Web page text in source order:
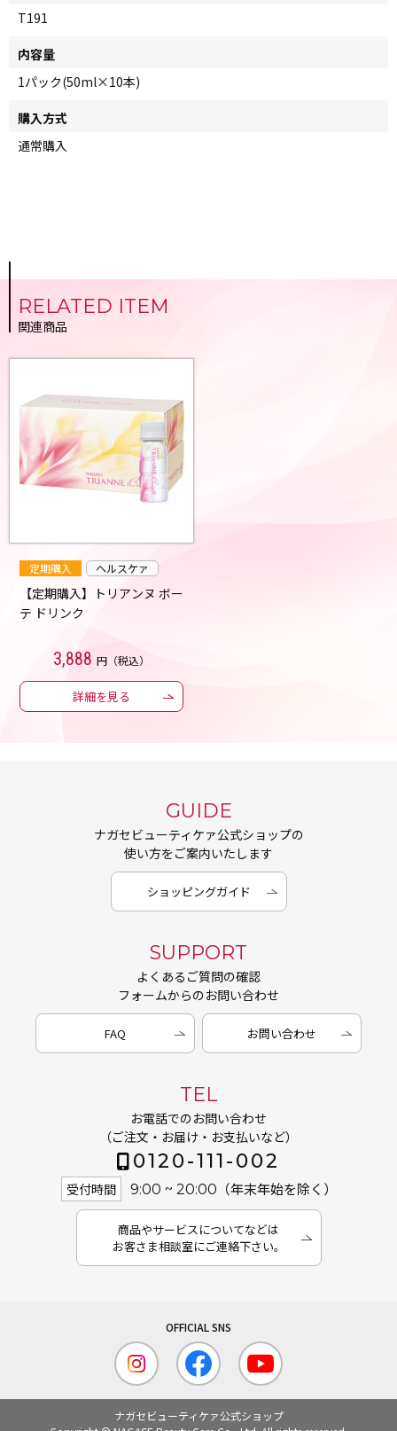
T191
内容量
1パック(50ml×10本)
購入方式
通常購入
RELATED ITEM
関連商品
定期購入 ヘルスケァ
【定期購入】トリアンヌ ボー
テ ドリンク
3,888 円（税込）
詳細を見る
GUIDE
ナガセビューティケァ公式ショップの
使い方をご案内いたします
ショッピングガイド
SUPPORT
よくあるご質問の確認
フォームからのお問い合わせ
FAQ お問い合わせ
TEL
お電話でのお問い合わせ
（ご注文・お届け・お支払いなど）
0120-111-002
受付時間 9:00 ~ 20:00 （年末年始を除く）
商品やサービスについてなどは
お客さま相談室にご連絡下さい。
ナガセビューティケァ公式ショップ